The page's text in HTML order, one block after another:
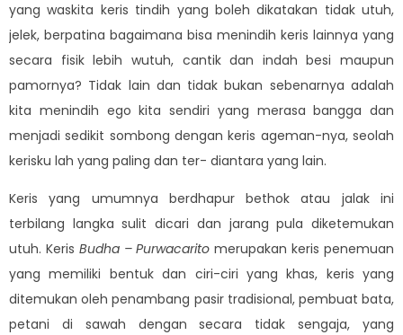
yang waskita keris tindih yang boleh dikatakan tidak utuh,
jelek, berpatina bagaimana bisa menindih keris lainnya yang
secara fisik lebih wutuh, cantik dan indah besi maupun
pamornya? Tidak lain dan tidak bukan sebenarnya adalah
kita menindih ego kita sendiri yang merasa bangga dan
menjadi sedikit sombong dengan keris ageman-nya, seolah
kerisku lah yang paling dan ter- diantara yang lain.
Keris yang umumnya berdhapur bethok atau jalak ini
terbilang langka sulit dicari dan jarang pula diketemukan
utuh. Keris Budha – Purwacarito merupakan keris penemuan
yang memiliki bentuk dan ciri-ciri yang khas, keris yang
ditemukan oleh penambang pasir tradisional, pembuat bata,
petani di sawah dengan secara tidak sengaja, yang